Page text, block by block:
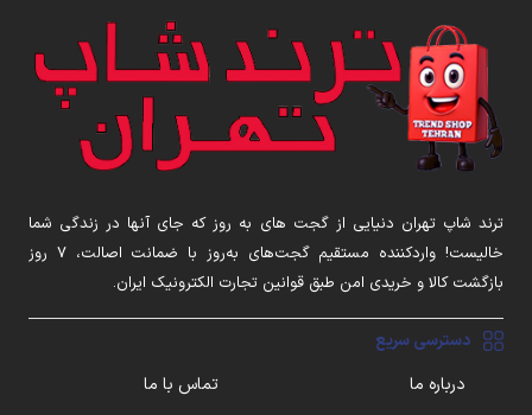
ترند شاپ تهران دنیایی از گجت های به روز که جای آنها در زندگی شما
خالیست! واردکننده مستقیم گجت‌های به‌روز با ضمانت اصالت، ۷ روز
بازگشت کالا و خریدی امن طبق قوانین تجارت الکترونیک ایران.
دسترسی سریع
درباره ما
تماس با ما